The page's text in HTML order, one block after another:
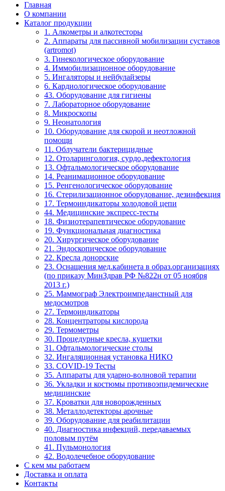
Главная
О компании
Каталог продукции
1. Алкометры и алкотесторы
2. Аппараты для пассивной мобилизации суставов
(artromot)
3. Гинекологическое оборудование
4. Иммобилизационное оборудование
5. Ингаляторы и нейбулайзеры
6. Кардиологическое оборудование
43. Оборудование для гигиены
7. Лабораторное оборудование
8. Микроскопы
9. Неонатология
10. Оборудование для скорой и неотложной
помощи
11. Облучатели бактерицидные
12. Отоларингология, сурдо,дефектология
13. Офтальмологическое оборудование
14. Реанимационное оборудование
15. Ренгенологическое оборудование
16. Стерилизационное оборудование, дезинфекция
17. Термоиндикаторы холодовой цепи
44. Медицинские экспресс-тесты
18. Физиотерапевтическое оборудование
19. Функциональная диагностика
20. Хирургическое оборудование
21. Эндоскопическое оборудование
22. Кресла донорские
23. Оснащения мед.кабинета в образ.организациях
(по приказу МинЗдрав РФ №822н от 05 ноября
2013 г.)
25. Маммограф Электроимпеданстный для
медосмотров
27. Термоиндикаторы
28. Концентраторы кислорода
29. Термометры
30. Процедурные кресла, кушетки
31. Офтальмологические столы
32. Ингаляционная установка НИКО
33. COVID-19 Тесты
35. Аппараты для ударно-волновой терапии
36. Укладки и костюмы противоэпидемические
медицинские
37. Кроватки для новорожденных
38. Металлодетекторы арочные
39. Оборудование для реабилитации
40. Диагностика инфекций, передаваемых
половым путём
41. Пульмонология
42. Водолечебное оборудование
С кем мы работаем
Доставка и оплата
Контакты